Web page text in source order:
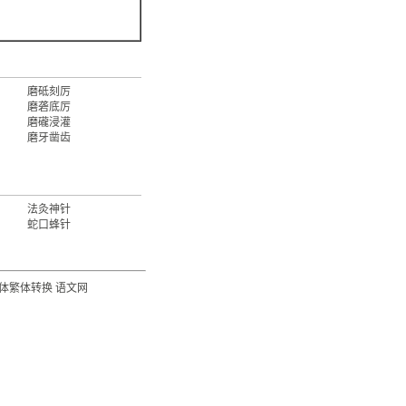
磨砥刻厉
磨砻底厉
磨礲浸灌
磨牙凿齿
法灸神针
蛇口蜂针
繁体转换 语文网